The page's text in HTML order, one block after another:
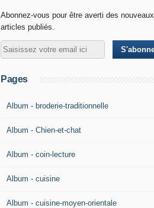
Abonnez-vous pour être averti des nouveaux
articles publiés.
Pages
Album - broderie-traditionnelle
Album - Chien-et-chat
Album - coin-lecture
Album - cuisine
Album - cuisine-moyen-orientale